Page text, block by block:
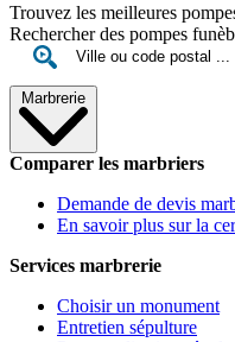
Trouvez les meilleures
Rechercher des pompes
Marbrerie
Comparer les marbriers
Demande de devis
En savoir plus sur la
Services marbrerie
Choisir un monument
Entretien sépulture